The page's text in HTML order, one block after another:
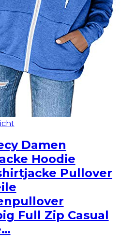
Damen
Hoodie
Pullover
Full Zip Casual